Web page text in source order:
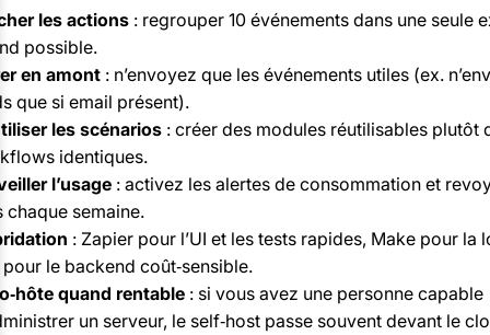
les actions: regrouper 10 événements dans une seule
possible.
en amont: n’envoyez que les événements utiles (ex.
que si email présent).
les scénarios: créer des modules réutilisables plutôt
identiques.
l’usage: activez les alertes de consommation et
chaque semaine.
: Zapier pour l’UI et les tests rapides, Make pour la
le backend coût‑sensible.
quand rentable: si vous avez une personne capable
un serveur, le self‑host passe souvent devant le